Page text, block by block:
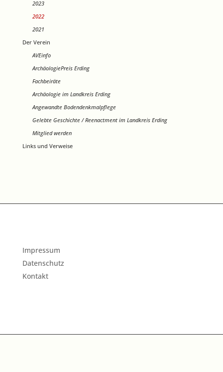
2023
2022
2021
Der Verein
AVEinfo
ArchäologiePreis Erding
Fachbeiräte
Archäologie im Landkreis Erding
Angewandte Bodendenkmalpflege
Gelebte Geschichte / Reenactment im Landkreis Erding
Mitglied werden
Links und Verweise
Impressum
Datenschutz
Kontakt